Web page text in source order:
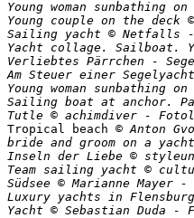
Young woman sunbathing
Young couple on the deck
Sailing yacht © Netfalls -
Yacht collage. Sailboat.
Verliebtes Pärrchen -
Am Steuer einer
Young woman sunbathing
Sailing boat at anchor.
Tutle
Tropical beach © Anton
bride and groom on a
Inseln der Liebe ©
Team sailing yacht ©
Südsee © Marianne Mayer
Luxury yachts in
Yacht